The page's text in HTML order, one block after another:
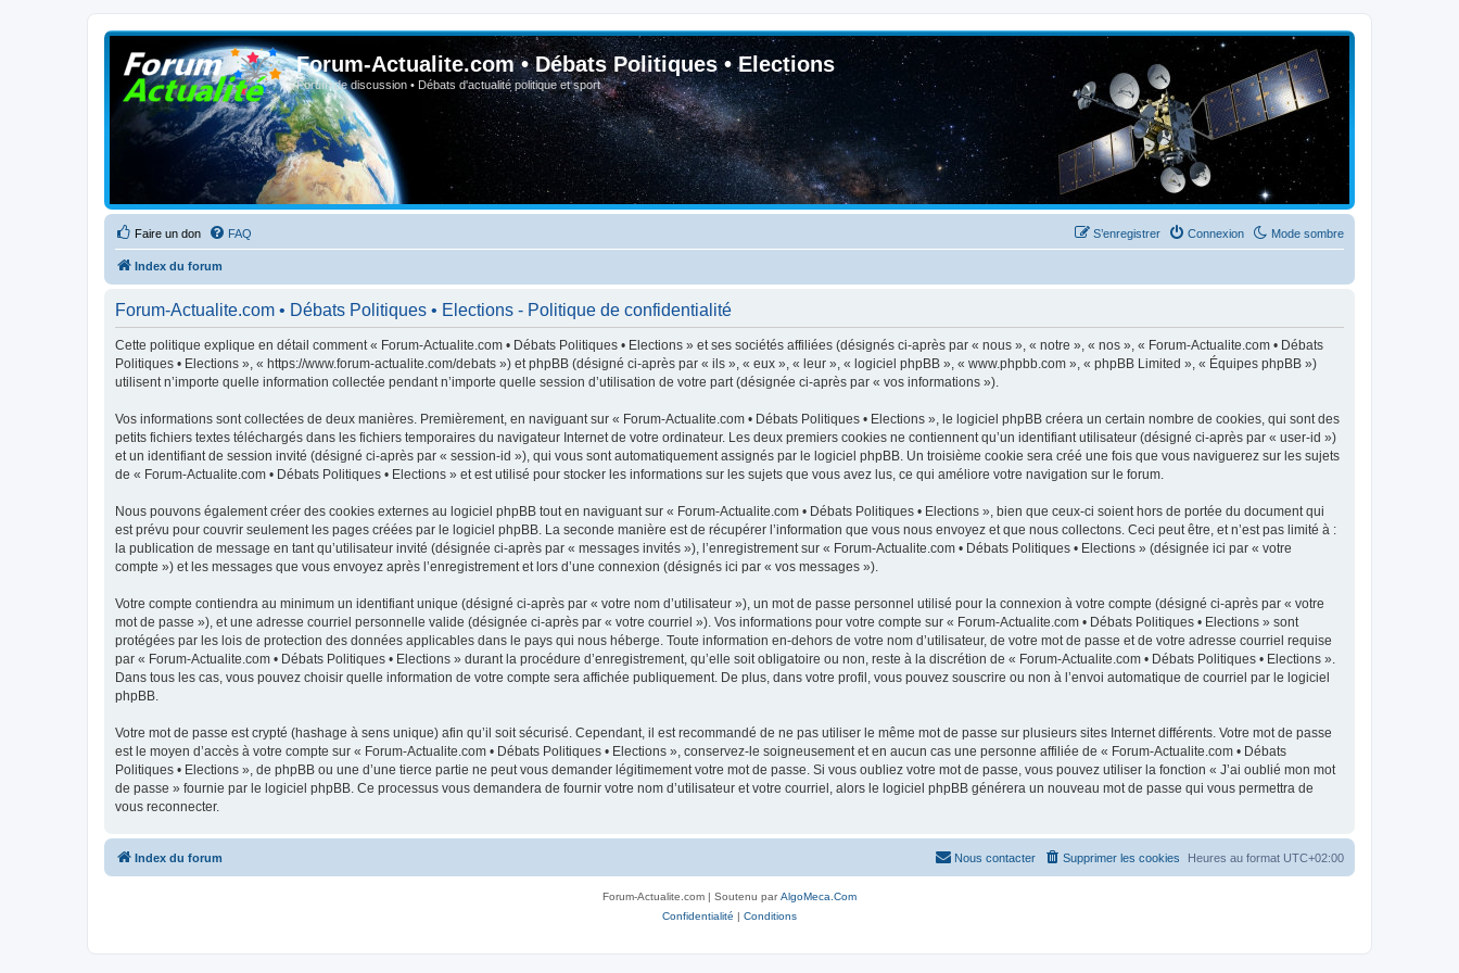
Forum-Actualite.com • Débats Politiques • Elections
Forum de discussion • Débats d'actualité politique et sport
Faire un don Mode sombre
FAQ Connexion
S’enregistrer
Index du forum
Forum-Actualite.com • Débats Politiques • Elections - Politique de confidentialité
Cette politique explique en détail comment « Forum-Actualite.com • Débats Politiques • Elections » et ses sociétés affiliées (désignés ci-après par « nous », « notre », « nos », « Forum-Actualite.com • Débats
Politiques • Elections », « https://www.forum-actualite.com/debats ») et phpBB (désigné ci-après par « ils », « eux », « leur », « logiciel phpBB », « www.phpbb.com », « phpBB Limited », « Équipes phpBB »)
utilisent n’importe quelle information collectée pendant n’importe quelle session d’utilisation de votre part (désignée ci-après par « vos informations »).
Vos informations sont collectées de deux manières. Premièrement, en naviguant sur « Forum-Actualite.com • Débats Politiques • Elections », le logiciel phpBB créera un certain nombre de cookies, qui sont des
petits fichiers textes téléchargés dans les fichiers temporaires du navigateur Internet de votre ordinateur. Les deux premiers cookies ne contiennent qu’un identifiant utilisateur (désigné ci-après par « user-id »)
et un identifiant de session invité (désigné ci-après par « session-id »), qui vous sont automatiquement assignés par le logiciel phpBB. Un troisième cookie sera créé une fois que vous naviguerez sur les sujets
de « Forum-Actualite.com • Débats Politiques • Elections » et est utilisé pour stocker les informations sur les sujets que vous avez lus, ce qui améliore votre navigation sur le forum.
Nous pouvons également créer des cookies externes au logiciel phpBB tout en naviguant sur « Forum-Actualite.com • Débats Politiques • Elections », bien que ceux-ci soient hors de portée du document qui
est prévu pour couvrir seulement les pages créées par le logiciel phpBB. La seconde manière est de récupérer l’information que vous nous envoyez et que nous collectons. Ceci peut être, et n’est pas limité à :
la publication de message en tant qu’utilisateur invité (désignée ci-après par « messages invités »), l’enregistrement sur « Forum-Actualite.com • Débats Politiques • Elections » (désignée ici par « votre
compte ») et les messages que vous envoyez après l’enregistrement et lors d’une connexion (désignés ici par « vos messages »).
Votre compte contiendra au minimum un identifiant unique (désigné ci-après par « votre nom d’utilisateur »), un mot de passe personnel utilisé pour la connexion à votre compte (désigné ci-après par « votre
mot de passe »), et une adresse courriel personnelle valide (désignée ci-après par « votre courriel »). Vos informations pour votre compte sur « Forum-Actualite.com • Débats Politiques • Elections » sont
protégées par les lois de protection des données applicables dans le pays qui nous héberge. Toute information en-dehors de votre nom d’utilisateur, de votre mot de passe et de votre adresse courriel requise
par « Forum-Actualite.com • Débats Politiques • Elections » durant la procédure d’enregistrement, qu’elle soit obligatoire ou non, reste à la discrétion de « Forum-Actualite.com • Débats Politiques • Elections ».
Dans tous les cas, vous pouvez choisir quelle information de votre compte sera affichée publiquement. De plus, dans votre profil, vous pouvez souscrire ou non à l’envoi automatique de courriel par le logiciel
phpBB.
Votre mot de passe est crypté (hashage à sens unique) afin qu’il soit sécurisé. Cependant, il est recommandé de ne pas utiliser le même mot de passe sur plusieurs sites Internet différents. Votre mot de passe
est le moyen d’accès à votre compte sur « Forum-Actualite.com • Débats Politiques • Elections », conservez-le soigneusement et en aucun cas une personne affiliée de « Forum-Actualite.com • Débats
Politiques • Elections », de phpBB ou une d’une tierce partie ne peut vous demander légitimement votre mot de passe. Si vous oubliez votre mot de passe, vous pouvez utiliser la fonction « J’ai oublié mon mot
de passe » fournie par le logiciel phpBB. Ce processus vous demandera de fournir votre nom d’utilisateur et votre courriel, alors le logiciel phpBB générera un nouveau mot de passe qui vous permettra de
vous reconnecter.
Index du forum Heures au format UTC+02:00
Supprimer les cookies
Nous contacter
Forum-Actualite.com | Soutenu parAlgoMeca.Com
Confidentialité | Conditions